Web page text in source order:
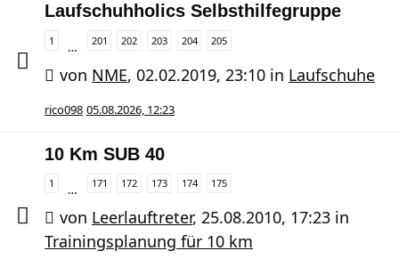
Laufschuhholics Selbsthilfegruppe
1 … 201 202 203 204 205
von NME, 02.02.2019, 23:10 in Laufschuhe
rico098 05.08.2026, 12:23
10 Km SUB 40
1 … 171 172 173 174 175
von Leerlauftreter, 25.08.2010, 17:23 in
Trainingsplanung für 10 km